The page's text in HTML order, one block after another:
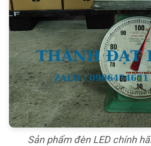
Sản phẩm đèn LED chính